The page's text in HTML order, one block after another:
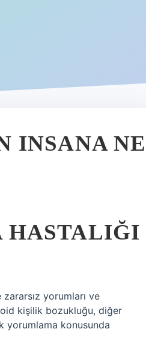
INSANA NE
HASTALIĞI
yorumları ve
kişilik bozukluğu, diğer
yorumlama konusunda